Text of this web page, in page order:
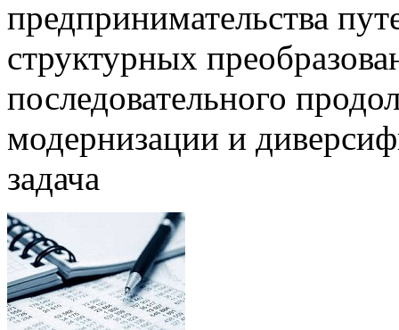
предпринимательства
структурных
последовательного
модернизации и
задача